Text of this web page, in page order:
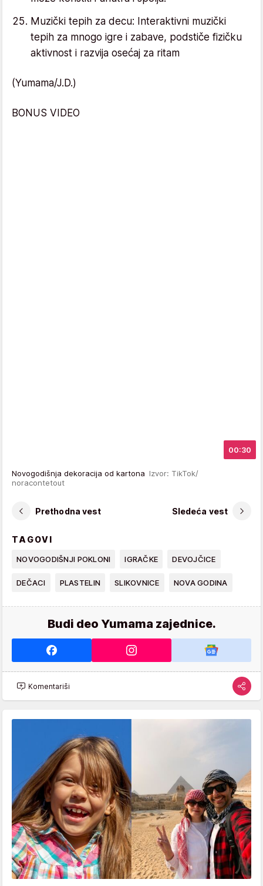
Muzički tepih za decu: Interaktivni muzički
tepih za mnogo igre i zabave, podstiče fizičku
aktivnost i razvija osećaj za ritam
(Yumama/J.D.)
BONUS VIDEO
00:30
Novogodišnja dekoracija od kartona Izvor: TikTok/
noracontetout
Prethodna vest Sledeća vest
TAGOVI
NOVOGODIŠNJI POKLONI IGRAČKE DEVOJČICE
DEČACI PLASTELIN SLIKOVNICE NOVA GODINA
Budi deo Yumama zajednice.
Komentariši